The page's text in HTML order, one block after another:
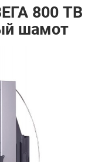
800 TB
шамот